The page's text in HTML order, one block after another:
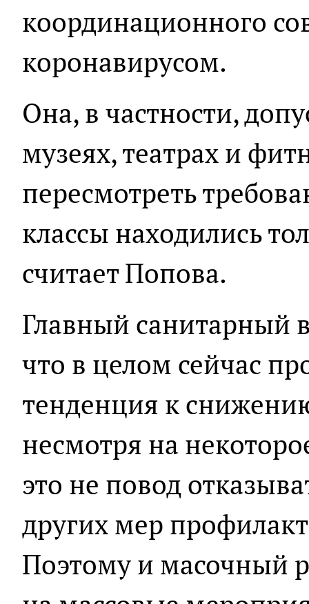
координационного
коронавирусом.
Она, в частности,
музеях, театрах и
пересмотреть
классы находились
считает Попова.
Главный санитарный
что в целом сейчас
тенденция к
несмотря на
это не повод
других мер
Поэтому и масочный